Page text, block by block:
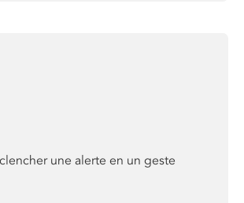
une alerte en un geste